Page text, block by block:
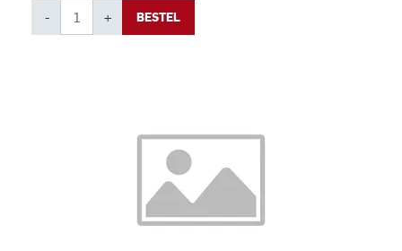
- + BESTEL